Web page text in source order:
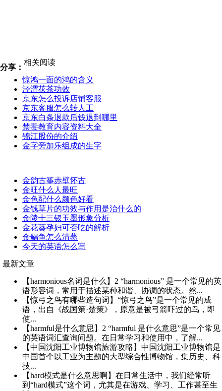
分享：
相关阅读
惊鸿一面的鸿的含义
泾渭茯茶功效
京东怎么投诉店铺客服
京东客服怎么转人工
京东白条退款后钱退到哪里
禁毒教育内容资料大全
锦江股份的介绍
金字旁加乐组成的生字
金韵古筝赤壁怀古
金旺什么人最旺
金色配什么颜色好看
金钱草片的功效与作用是治什么的
金陵十三钗玉墨形象分析
金花葵孕妇可否吃的解析
金鲳鱼怎么清蒸
今天的英语怎么写
最新文章
【harmonious名词是什么】2 “harmonious” 是一个常见的英
语形容词，常用于描述某种和谐、协调的状态。然...
【惊弓之鸟有哪些造句词】“惊弓之鸟”是一个常见的成
语，出自《战国策·楚策》，原意是被弓箭吓过的鸟，即
使...
【harmful是什么意思】2 “harmful 是什么意思”是一个常见
的英语词汇查询问题。在日常学习和使用中，了解...
【中国沈阳工业博物馆旅游攻略】中国沈阳工业博物馆是
中国首个以工业为主题的大型综合性博物馆，集历史、科
技...
【hard模式是什么意思啊】在日常生活中，我们经常听
到“hard模式”这个词，尤其是在游戏、学习、工作甚至生